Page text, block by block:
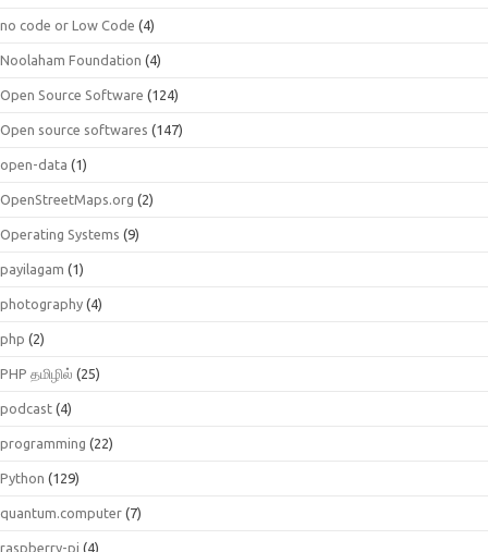
no code or Low Code (4)
Noolaham Foundation (4)
Open Source Software (124)
Open source softwares (147)
open-data (1)
OpenStreetMaps.org (2)
Operating Systems (9)
payilagam (1)
photography (4)
php (2)
PHP தமிழில் (25)
podcast (4)
programming (22)
Python (129)
quantum.computer (7)
raspberry-pi (4)